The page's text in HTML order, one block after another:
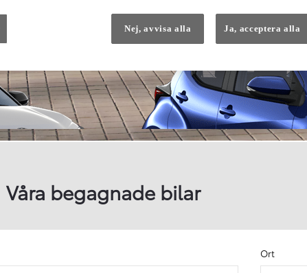
HYBRID
Våra begagnade bilar
Ort
Nej, avvisa alla Ja, acceptera alla